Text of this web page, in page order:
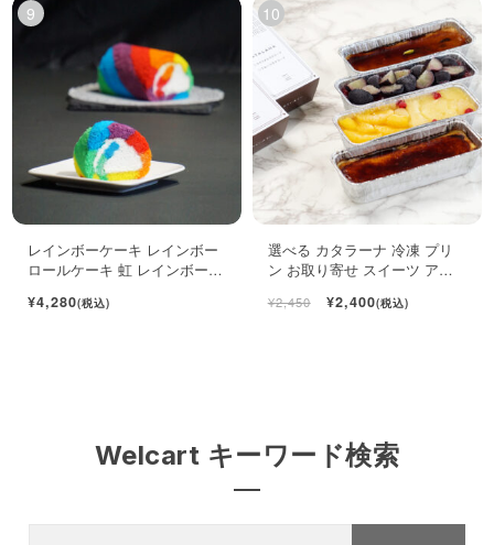
レインボーケーキ レインボー
ロールケーキ 虹 レインボース
¥4,280(税込)
選べる カタラーナ 冷凍 プリ
ン お取り寄せ スイーツ アイ
¥2,450 ¥2,400(税込)
Welcart キーワード検索